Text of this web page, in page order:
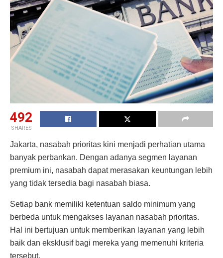
492
SHARES
Jakarta, nasabah prioritas kini menjadi perhatian utama
banyak perbankan. Dengan adanya segmen layanan
premium ini, nasabah dapat merasakan keuntungan lebih
yang tidak tersedia bagi nasabah biasa.
Setiap bank memiliki ketentuan saldo minimum yang
berbeda untuk mengakses layanan nasabah prioritas.
Hal ini bertujuan untuk memberikan layanan yang lebih
baik dan eksklusif bagi mereka yang memenuhi kriteria
tersebut.